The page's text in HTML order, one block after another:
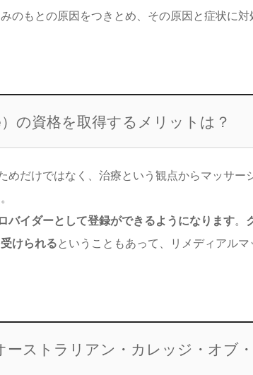
のもとの原因をつきとめ、その原因と症状に対
）の資格を取得するメリットは？
めだけではなく、治療という観点からマッサー
バイダーとして登録ができるようになります。
けられる ということもあって、リメディアルマ
ーストラリアン・カレッジ・オブ